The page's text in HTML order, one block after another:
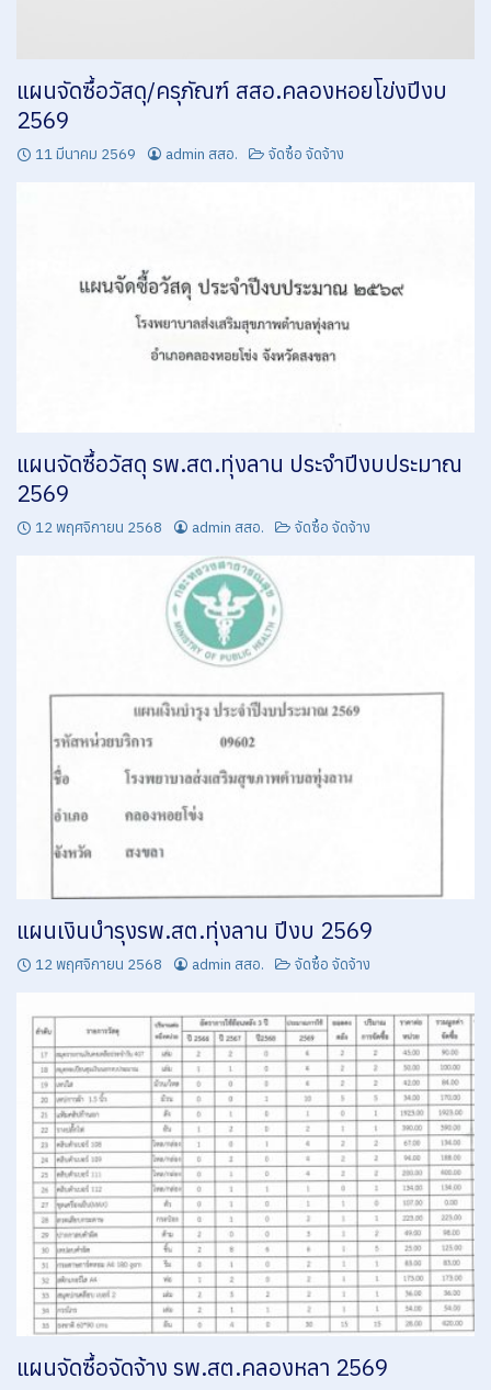
แผนจัดซื้อวัสดุ/ครุภัณฑ์ สสอ.คลองหอยโข่งปีงบ
2569
11 มีนาคม 2569 admin สสอ. จัดซื้อ จัดจ้าง
แผนจัดซื้อวัสดุ รพ.สต.ทุ่งลาน ประจำปีงบประมาณ
2569
12 พฤศจิกายน 2568 admin สสอ. จัดซื้อ จัดจ้าง
แผนเงินบำรุงรพ.สต.ทุ่งลาน ปีงบ 2569
12 พฤศจิกายน 2568 admin สสอ. จัดซื้อ จัดจ้าง
แผนจัดซื้อจัดจ้าง รพ.สต.คลองหลา 2569